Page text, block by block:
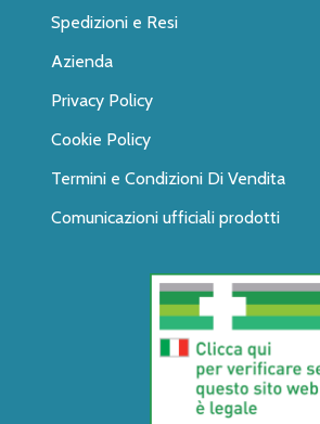
Spedizioni e Resi
Azienda
Privacy Policy
Cookie Policy
Termini e Condizioni Di Vendita
Comunicazioni ufficiali prodotti